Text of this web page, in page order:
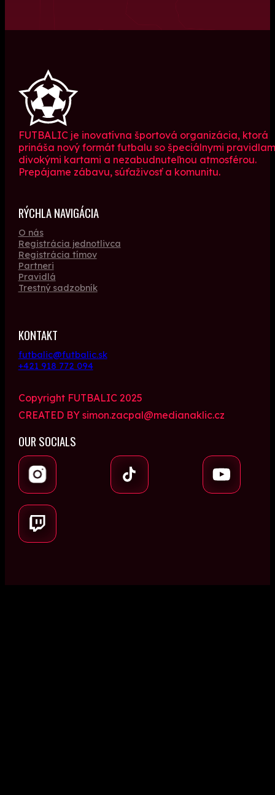
FUTBALIC je inovatívna športová organizácia, ktorá
prináša nový formát futbalu so špeciálnymi
divokými kartami a nezabudnuteľnou atmosférou.
Prepájame zábavu, súťaživosť a komunitu.
RÝCHLA NAVIGÁCIA
O nás
Registrácia jednotlivca
Registrácia tímov
Partneri
Pravidlá
Trestný sadzobník
KONTAKT
futbalic@futbalic.sk
+421 918 772 094
Copyright FUTBALIC 2025
CREATED BY simon.zacpal@medianaklic.cz
OUR SOCIALS